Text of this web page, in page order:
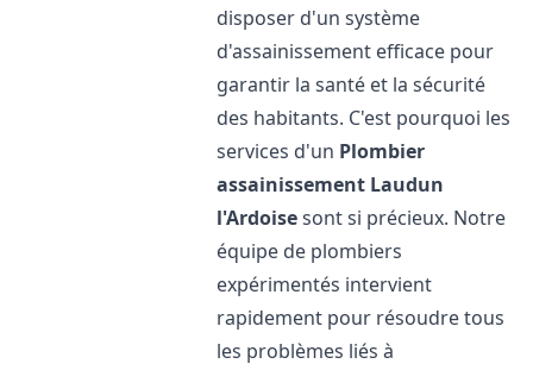
disposer d'un système
d'assainissement efficace pour
garantir la santé et la sécurité
des habitants. C'est pourquoi les
services d'un Plombier
assainissement Laudun
l'Ardoisesont si précieux. Notre
équipe de plombiers
expérimentés intervient
rapidement pour résoudre tous
les problèmes liés à